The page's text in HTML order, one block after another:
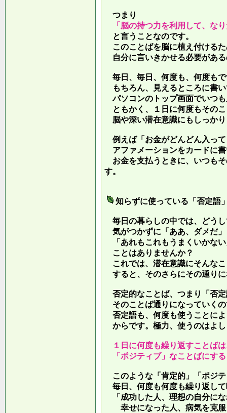
つまり
「脳の持つ力を利用して、な
と言うことなのです。
このことばを脳に植え付ける
自分に言いきかせる必要があ
毎日、毎日、何度も、何度も
もちろん、見えるところに書
パソコンのトップ画面でいつ
ともかく、１日に何度もその
脳や深い潜在意識にもしっか
例えば「お金がどんどん入っ
アファメーションをカードに
お金を支払うときに、いつも
す。
知らずに使っている「否定語
毎日の暮らしの中では、どう
気がつかずに「ああ、ダメだ
「あれもこれもうまくいかな
ことはありませんか？
これでは、潜在意識にそんな
すると、そのさらにその通り
否定的なことば、つまり「否
そのことば通りになっていく
否定語も、何度も使うことに
からです。極力、使うのはよ
１日に何度も繰り返すことば
「ポジティブ」なことばにす
このような「肯定的」「ポジ
毎日、何度も何度も繰り返し
「成功した人、理想の自分に
幸せになった人、病気を克服